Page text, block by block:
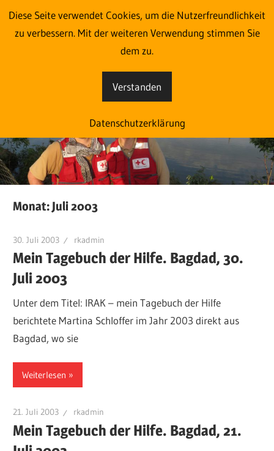
Im Einsatz aus Liebe zum
Menschen
blog.roteskreuz.at
Websites
Website
Monat:Juli 2003
30. Juli 2003 rkadmin
Mein Tagebuch der Hilfe. Bagdad, 30.
Juli 2003
Unter dem Titel: IRAK – mein Tagebuch der Hilfe
berichtete Martina Schloffer im Jahr 2003 direkt aus
Bagdad, wo sie
Weiterlesen
21. Juli 2003 rkadmin
Mein Tagebuch der Hilfe. Bagdad, 21.
Diese Seite verwendet Cookies, um die Nutzerfreundlichkeit
zu verbessern. Mit der weiteren Verwendung stimmen Sie
dem zu.
Verstanden
Datenschutzerklärung